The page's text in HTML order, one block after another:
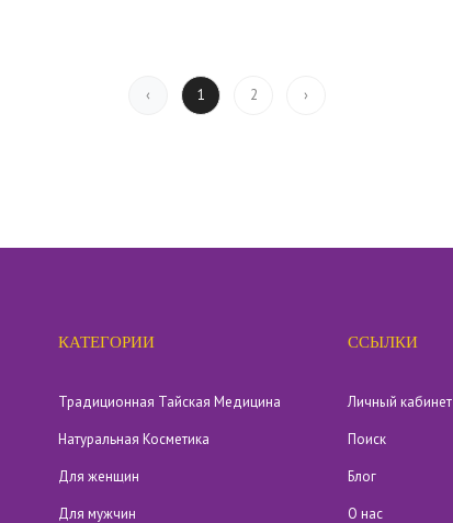
‹ 1 2 ›
КАТЕГОРИИ
Традиционная Тайская Медицина
Натуральная Косметика
Для женщин
Для мужчин
ССЫЛКИ
Личный кабинет
Поиск
Блог
О нас